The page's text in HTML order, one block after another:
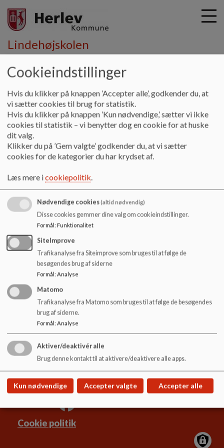
Lindehøjskolen
Fritid Klub Eksternt samarbejde
Eksternt samarbejde
Klubben arbejder sammen med andre fritidsklubber i
mulighed for at møde børn på tværs af skoledistrikter.
Fritidsklubberne arrangerer bl.a. poolparty i samarbejde
med Hjortespringbadet og fælles ture og aktiviteter i
skoleferier.
Derudover arbejder klubben sammen med boligforeningen,
idrætsforeninger og Ungdomsskolen om fælles opgaver og
tilbud.
Lindehøjskolen
Borgerdiget 105, 2730 Herlev
lindehoejskolen@herlev.dk
+45 4452 5555
EAN NR.
5798008769214
Sitemap
Cookie politik
Cookieindstillinger
Hvis du klikker på knappen ’Accepter alle’, godkender du, at
vi sætter cookies til brug for statistik.
Hvis du klikker på knappen ’Kun nødvendige,’ sætter vi ikke
cookies til statistik – vi benytter dog en cookie for at huske
dit valg.
Klikker du på ’Gem valgte’ godkender du, at vi sætter
cookies for de kategorier du har krydset af.
Læs mere icookiepolitik.
Nødvendige cookies(altid nødvendig)
Disse cookies gemmer dine valg om cookieindstillinger.
Formål: Funktionalitet
SiteImprove
Trafikanalyse fra Siteimprove som bruges til at følge de
besøgendes brug af siderne
Formål: Analyse
Matomo
Trafikanalyse fra Matomo som bruges til at følge de besøgendes
brug af siderne.
Formål: Analyse
Aktiver/deaktivér alle
Brug denne kontakt til at aktivere/deaktivere alle apps.
Kun nødvendige Accepter valgte Accepter alle